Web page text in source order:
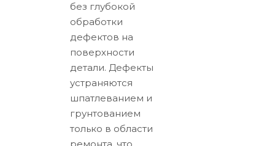
без глубокой
обработки
дефектов на
поверхности
детали. Дефекты
устраняются
шпатлеванием и
грунтованием
только в области